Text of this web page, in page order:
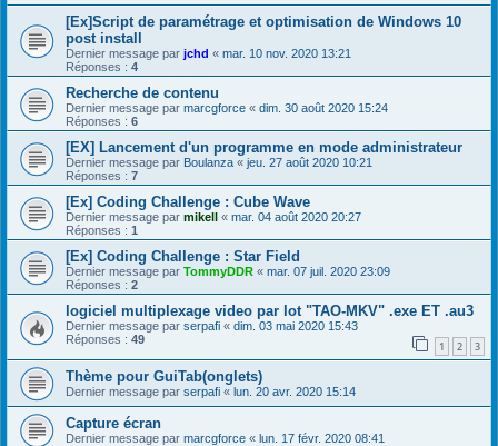
[Ex]Script de paramétrage et optimisation de Windows 10
post install
Dernier message par jchd « mar. 10 nov. 2020 13:21
Réponses : 4
Recherche de contenu
Dernier message par marcgforce « dim. 30 août 2020 15:24
Réponses : 6
[EX] Lancement d'un programme en mode administrateur
Dernier message par Boulanza « jeu. 27 août 2020 10:21
Réponses : 7
[Ex] Coding Challenge : Cube Wave
Dernier message par mikell « mar. 04 août 2020 20:27
Réponses : 1
[Ex] Coding Challenge : Star Field
Dernier message par TommyDDR « mar. 07 juil. 2020 23:09
Réponses : 2
logiciel multiplexage video par lot "TAO-MKV" .exe ET .au3
Dernier message par serpafi « dim. 03 mai 2020 15:43
Réponses : 49 1 2 3
Thème pour GuiTab(onglets)
Dernier message par serpafi « lun. 20 avr. 2020 15:14
Capture écran
Dernier message par marcgforce « lun. 17 févr. 2020 08:41